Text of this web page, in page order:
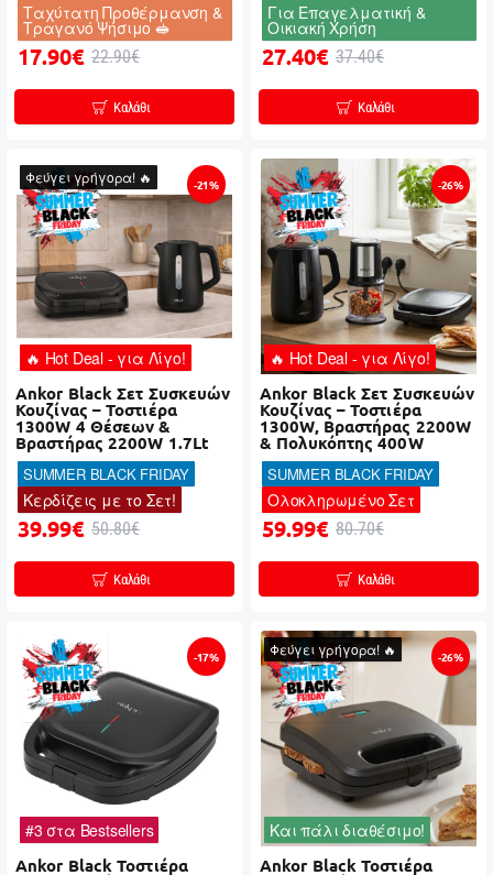
Ταχύτατη Προθέρμανση &
Τραγανό Ψήσιμο 🥪
17.90€ 22.90€
Καλάθι
Για Επαγελματική &
Οικιακή Χρήση
27.40€ 37.40€
Καλάθι
🔥 Hot Deal - για Λίγο!
Φεύγει γρήγορα! 🔥 -21%
Ankor Black Σετ Συσκευών
Κουζίνας – Τοστιέρα
1300W 4 Θέσεων &
Βραστήρας 2200W 1.7Lt
SUMMER BLACK FRIDAY
Κερδίζεις με το Σετ!
39.99€ 50.80€
Καλάθι
🔥 Hot Deal - για Λίγο!
-26%
Ankor Black Σετ Συσκευών
Κουζίνας – Τοστιέρα
1300W, Βραστήρας 2200W
& Πολυκόπτης 400W
SUMMER BLACK FRIDAY
Ολοκληρωμένο Σετ
59.99€ 80.70€
Καλάθι
#3 στα Bestsellers
-17%
Ankor Black Τοστιέρα
Φεύγει γρήγορα! 🔥
Και πάλι διαθέσιμο!
-26%
Ankor Black Τοστιέρα